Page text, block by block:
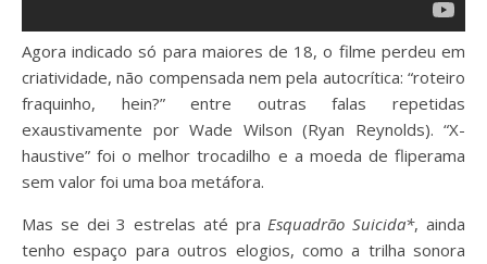
Agora indicado só para maiores de 18, o filme perdeu em
criatividade, não compensada nem pela autocrítica: “roteiro
fraquinho, hein?” entre outras falas repetidas
exaustivamente por Wade Wilson (Ryan Reynolds). “X-
haustive” foi o melhor trocadilho e a moeda de fliperama
sem valor foi uma boa metáfora.
Mas se dei 3 estrelas até praEsquadrão Suicida*, ainda
tenho espaço para outros elogios, como a trilha sonora